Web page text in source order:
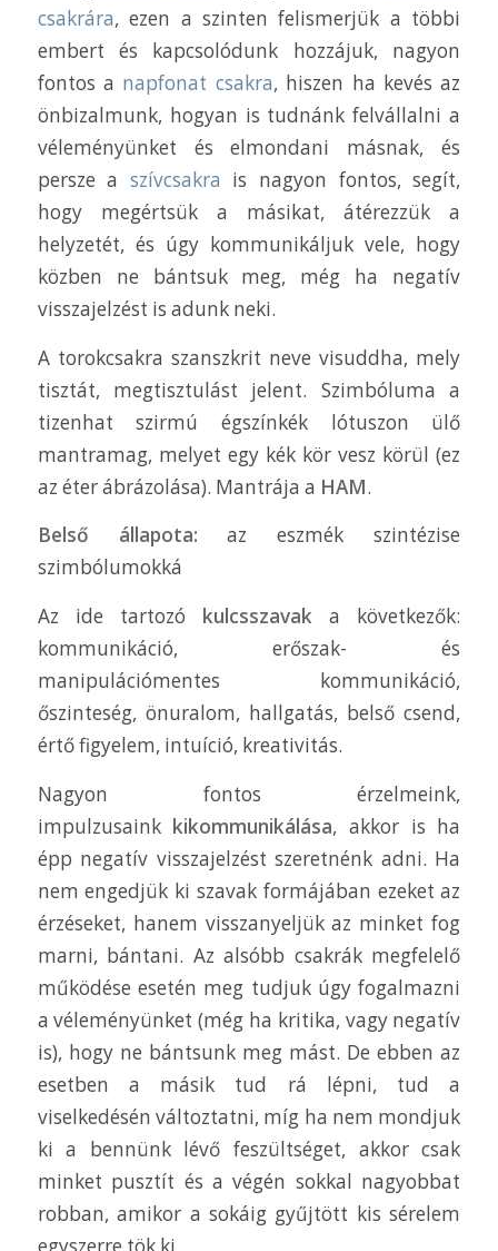
csakrára, ezen a szinten felismerjük a többi
embert és kapcsolódunk hozzájuk, nagyon
fontos a napfonat csakra, hiszen ha kevés az
önbizalmunk, hogyan is tudnánk felvállalni a
véleményünket és elmondani másnak, és
persze a szívcsakra is nagyon fontos, segít,
hogy megértsük a másikat, átérezzük a
helyzetét, és úgy kommunikáljuk vele, hogy
közben ne bántsuk meg, még ha negatív
visszajelzést is adunk neki.
A torokcsakra szanszkrit neve visuddha, mely
tisztát, megtisztulást jelent. Szimbóluma a
tizenhat szirmú égszínkék lótuszon ülő
mantramag, melyet egy kék kör vesz körül (ez
az éter ábrázolása). Mantrája a HAM.
Belső állapota: az eszmék szintézise
szimbólumokká
Az ide tartozó kulcsszavak a következők:
kommunikáció, erőszak- és
manipulációmentes kommunikáció,
őszinteség, önuralom, hallgatás, belső csend,
értő figyelem, intuíció, kreativitás.
Nagyon fontos érzelmeink,
impulzusaink kikommunikálása, akkor is ha
épp negatív visszajelzést szeretnénk adni. Ha
nem engedjük ki szavak formájában ezeket az
érzéseket, hanem visszanyeljük az minket fog
marni, bántani. Az alsóbb csakrák megfelelő
működése esetén meg tudjuk úgy fogalmazni
a véleményünket (még ha kritika, vagy negatív
is), hogy ne bántsunk meg mást. De ebben az
esetben a másik tud rá lépni, tud a
viselkedésén változtatni, míg ha nem mondjuk
ki a bennünk lévő feszültséget, akkor csak
minket pusztít és a végén sokkal nagyobbat
robban, amikor a sokáig gyűjtött kis sérelem
egyszerre tök ki.